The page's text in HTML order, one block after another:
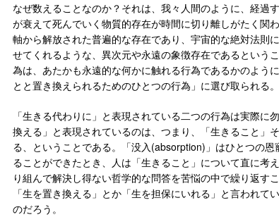
なぜ数えることなのか？それは、我々人間のように、経過
が衰えて死んでいく物質的存在が時間に切り離しがたく関
軸から解放された普遍的な存在であり、宇宙的な絶対法則
せてくれるような、異次元や永遠の象徴存在であるという
為は、あたかも永遠的な何かに触れる行為であるかのよう
とと置き換えられるためのひとつの行為」に選び取られる。
「生きる代わりに」と表現されている二つの行為は実際に
換える」と表現されているのは、つまり、「生きること」
る、ということである。「没入(absorption)」はひとつの
ることができたとき、人は「生きること」について直に考
り組んで解決し得ない哲学的な問答を苦悩の中で繰り返す
「生を置き換える」とか「生を担保にいれる」と言われて
のだろう。